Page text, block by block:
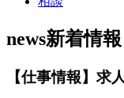
news新着情報
【仕事情報】求